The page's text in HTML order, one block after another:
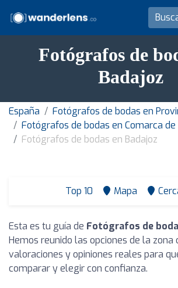
Fotógrafos de
Badajoz
España
Fotógrafos de bodas en
Fotógrafos de bodas en Comarca
Fotógrafos de bodas en Badajoz
Top 10 Mapa
Esta es tu guía de Fotógrafos de
Hemos reunido las opciones de la zona
valoraciones y opiniones reales para
comparar y elegir con confianza.